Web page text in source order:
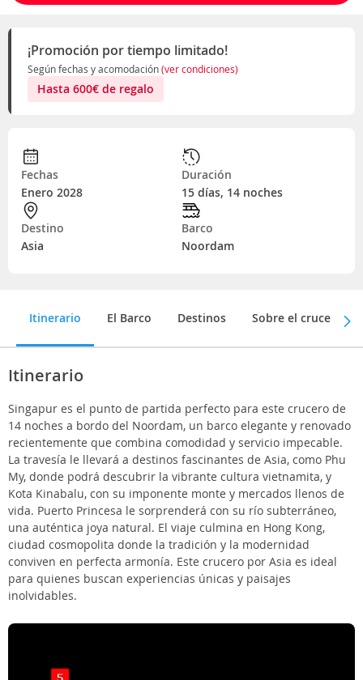
¡Promoción por tiempo limitado!
Según fechas y acomodación(ver condiciones)
Hasta 600€ de regalo
Fechas
Enero 2028
Duración
15 días, 14 noches
Destino
Asia
Barco
Noordam
Itinerario El Barco Destinos Sobre el crucero
Itinerario
Singapur es el punto de partida perfecto para este crucero de
14 noches a bordo del Noordam, un barco elegante y renovado
recientemente que combina comodidad y servicio impecable.
La travesía le llevará a destinos fascinantes de Asia, como Phu
My, donde podrá descubrir la vibrante cultura vietnamita, y
Kota Kinabalu, con su imponente monte y mercados llenos de
vida. Puerto Princesa le sorprenderá con su río subterráneo,
una auténtica joya natural. El viaje culmina en Hong Kong,
ciudad cosmopolita donde la tradición y la modernidad
conviven en perfecta armonía. Este crucero por Asia es ideal
para quienes buscan experiencias únicas y paisajes
inolvidables.